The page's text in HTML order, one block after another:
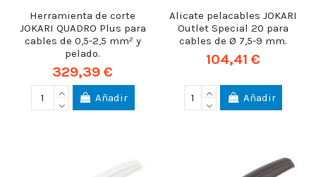
Herramienta de corte
JOKARI QUADRO Plus para
cables de 0,5-2,5 mm² y
pelado.
329,39 €
Añadir
Alicate pelacables JOKARI
Outlet Special 20 para
cables de Ø 7,5-9 mm.
104,41 €
Añadir